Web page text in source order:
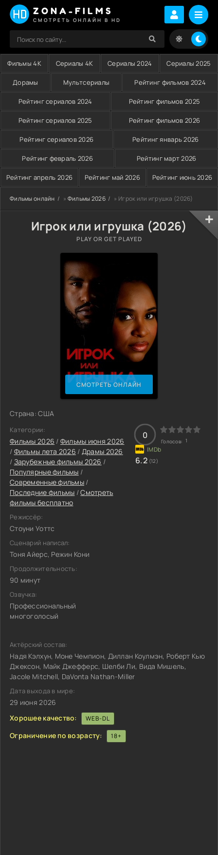
ZONA-FILMS
СМОТРЕТЬ ОНЛАЙН В HD
Фильмы 4K Сериалы 4K Сериалы 2024 Сериалы 2025
Дорамы Мультсериалы Рейтинг фильмов 2024
Рейтинг сериалов 2024 Рейтинг фильмов 2025
Рейтинг сериалов 2025 Рейтинг фильмов 2026
Рейтинг сериалов 2026 Рейтинг январь 2026
Рейтинг февраль 2026 Рейтинг март 2026
Рейтинг апрель 2026 Рейтинг май 2026 Рейтинг июнь 2026
Фильмы онлайн » Фильмы 2026 » Игрок или игрушка (2026)
Игрок или игрушка (2026)
PLAY OR GET PLAYED
СМОТРЕТЬ ОНЛАЙН
Страна: США
Категории:
Фильмы 2026 / Фильмы июня 2026
/ Фильмы лета 2026 / Драмы 2026
/ Зарубежные фильмы 2026 /
Популярные фильмы /
Современные фильмы /
Последние фильмы /Смотреть
фильмы бесплатно
Режиссёр:
Стоуни Уоттс
Сценарий написал:
Тоня Айерс, Режин Кони
Продолжительность:
90 минут
Озвучка:
Профессиональный
многоголосый
0
Голосов: 1
6.2 (12)
Актёрский состав:
Надя Кэлхун, Моне Чемпион, Диллан Коулмэн, Роберт Кью
Джексон, Майк Джефферс, Шелби Ли, Вида Мишель,
Jacole Mitchell, DaVonta Nathan-Miller
Дата выхода в мире:
29 июня 2026
Хорошее качество:
WEB-DL
Ограничение по возрасту: 18+